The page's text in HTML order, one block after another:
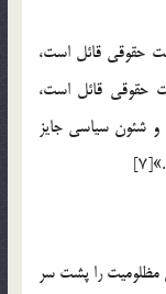
حقوقی قائل است،
حقوقی قائل است،
و شئون سیاسی جایز
مظلومیت را پشت سر